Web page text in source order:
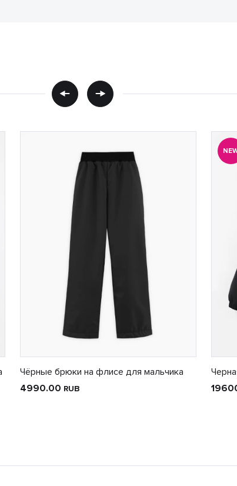
Чёрные брюки на флисе для мальчика
4990.00 RUB